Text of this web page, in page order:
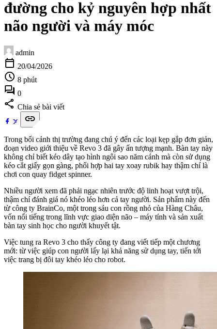
đường cho kỷ nguyên hợp nhất
não người và máy móc
admin
calendar_today 20/04/2026
schedule 8 phút
forum 0
share Chia sẻ bài viết
link
Trong bối cảnh thị trường đang chú ý đến các loại kẹp gắp đơn giản,
đoạn video giới thiệu về Revo 3 đã gây ấn tượng mạnh. Bàn tay này
không chỉ biết kéo dây tạo hình ngôi sao năm cánh mà còn sử dụng
kéo cắt giấy gọn gàng, phối hợp hai tay xoay rubik hay thậm chí là
chơi con quay fidget spinner.
Nhiều người xem đã phải ngạc nhiên trước độ linh hoạt vượt trội,
thậm chí đánh giá nó khéo léo hơn cả tay người. Sản phẩm này đến
từ công ty BrainCo, một trong sáu con rồng nhỏ của Hàng Châu,
vốn nổi tiếng trong lĩnh vực giao diện não – máy tính và sản xuất
bàn tay sinh học cho người khuyết tật.
Việc tung ra Revo 3 cho thấy công ty đang viết tiếp một chương
mới: từ việc giúp con người lấy lại khả năng sử dụng tay, tiến tới
việc trang bị đôi tay khéo léo cho robot.